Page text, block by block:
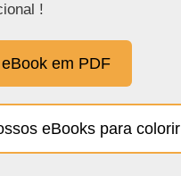
!
em PDF
eBooks para colorir